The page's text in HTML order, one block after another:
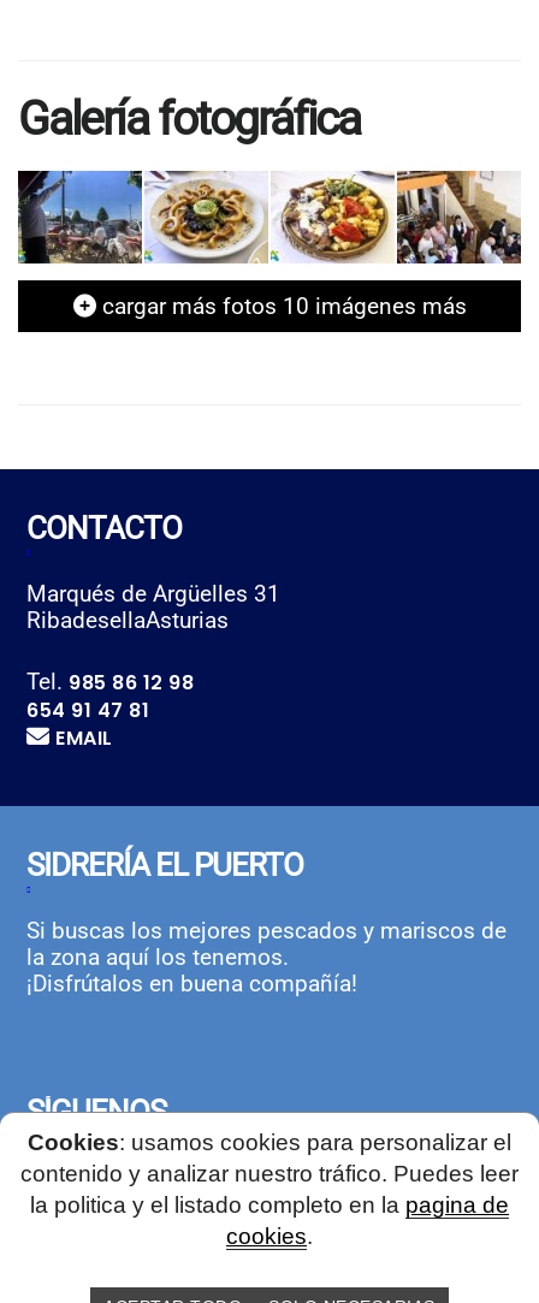
Galería fotográfica
cargar más fotos 10 imágenes más
CONTACTO
Marqués de Argüelles 31
RibadesellaAsturias
Tel. 985 86 12 98
654 91 47 81
EMAIL
SIDRERÍA EL PUERTO
Si buscas los mejores pescados y mariscos de
la zona aquí los tenemos.
¡Disfrútalos en buena compañía!
SÍGUENOS
Cookies: usamos cookies para personalizar el
contenido y analizar nuestro tráfico. Puedes leer
la politica y el listado completo en la pagina de
cookies.